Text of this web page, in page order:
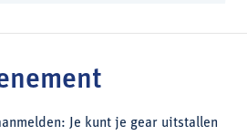
Je kunt je gear uitstallen